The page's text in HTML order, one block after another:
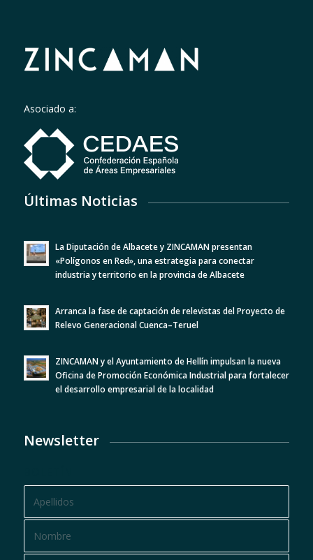
Asociado a:
Últimas Noticias
La Diputación de Albacete y ZINCAMAN presentan
«Polígonos en Red», una estrategia para conectar
industria y territorio en la provincia de Albacete
Arranca la fase de captación de relevistas del Proyecto de
Relevo Generacional Cuenca–Teruel
ZINCAMAN y el Ayuntamiento de Hellín impulsan la nueva
Oficina de Promoción Económica Industrial para fortalecer
el desarrollo empresarial de la localidad
Newsletter